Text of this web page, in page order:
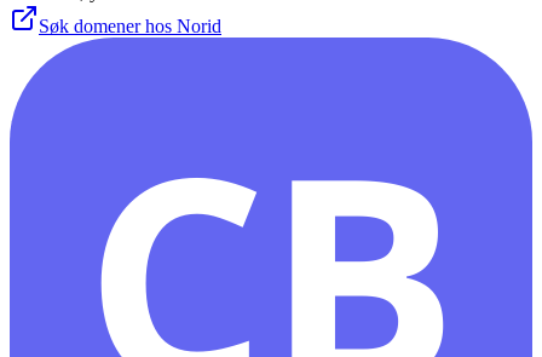
Søk domener hos Norid
CB